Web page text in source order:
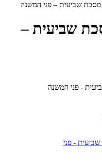
מסכת שביעית – פני המשנה
שביעית –
- פני המשנה